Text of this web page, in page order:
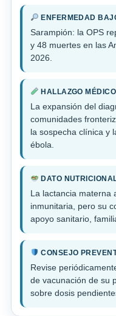
ENFERMEDAD
Sarampión: la OPS
y 48 muertes en las
2026.
HALLAZGO
La expansión del
comunidades
la sospecha clínica y
ébola.
DATO
La lactancia materna
inmunitaria, pero su
apoyo sanitario,
CONSEJO
Revise
de vacunación de su
sobre dosis